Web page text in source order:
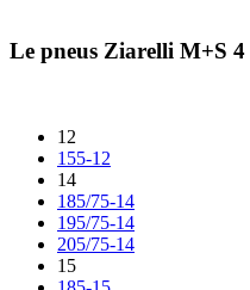
Le pneus Ziarelli M+S 4
12
155-12
14
185/75-14
195/75-14
205/75-14
15